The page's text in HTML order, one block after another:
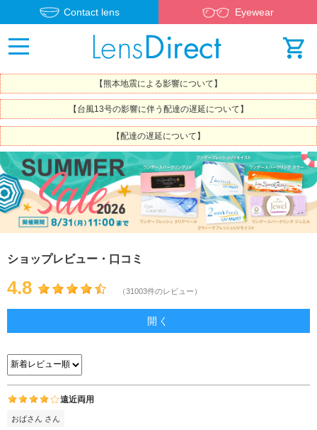
Contact lens Eyewear
【熊本地震による影響について】
【台風13号の影響に伴う配達の遅延について】
【配達の遅延について】
ショップレビュー・口コミ
4.8 （31003件のレビュー）
開く
遠近両用
おばさん さん